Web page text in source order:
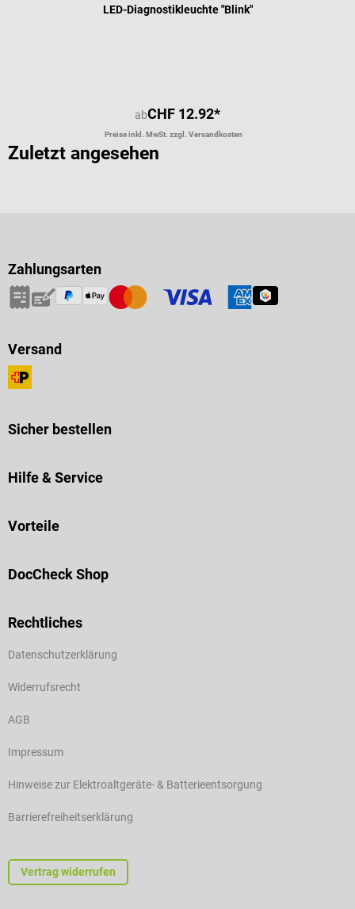
LED-Diagnostikleuchte "Blink"
abCHF 12.92*
Preise inkl. MwSt. zzgl. Versandkosten
Zuletzt angesehen
Zahlungsarten
Versand
Sicher bestellen
Hilfe & Service
Vorteile
DocCheck Shop
Rechtliches
Datenschutzerklärung
Widerrufsrecht
AGB
Impressum
Hinweise zur Elektroaltgeräte- & Batterieentsorgung
Barrierefreiheitserklärung
Vertrag widerrufen